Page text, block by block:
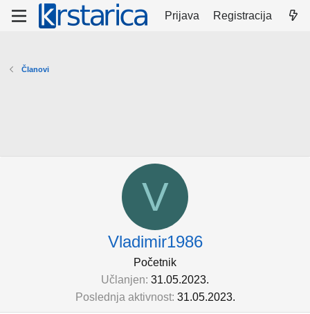
Prijava Registracija
Članovi
V
Vladimir1986
Početnik
Učlanjen 31.05.2023.
Poslednja aktivnost 31.05.2023.